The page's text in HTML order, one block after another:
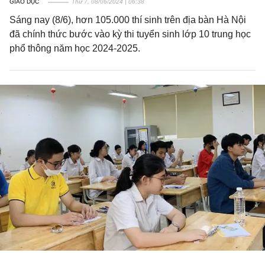
GIÁO DỤC Thứ 7, 08/06/2024 | 06:38
Sáng nay (8/6), hơn 105.000 thí sinh trên địa bàn Hà Nội
đã chính thức bước vào kỳ thi tuyển sinh lớp 10 trung học
phổ thông năm học 2024-2025.